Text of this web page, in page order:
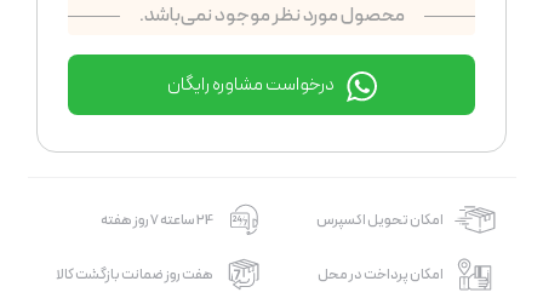
محصول مورد نظر موجود نمی‌باشد.
درخواست مشاوره رایگان
امکان تحویل اکسپرس 24 ساعته 7 روز هفته
امکان پرداخت در محل هفت روز ضمانت بازگشت کالا